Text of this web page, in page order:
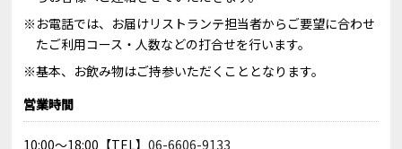
※お電話では、お届けリストランテ担当者からご要望に合わせ
たご利用コース・人数などの打合せを行います。
※基本、お飲み物はご持参いただくこととなります。
営業時間
10:00〜18:00【TEL】06-6606-9133